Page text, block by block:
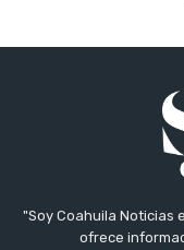
"Soy Coahuila Noticias
ofrece